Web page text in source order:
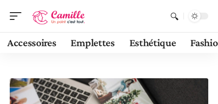
Accessoires Emplettes Esthétique